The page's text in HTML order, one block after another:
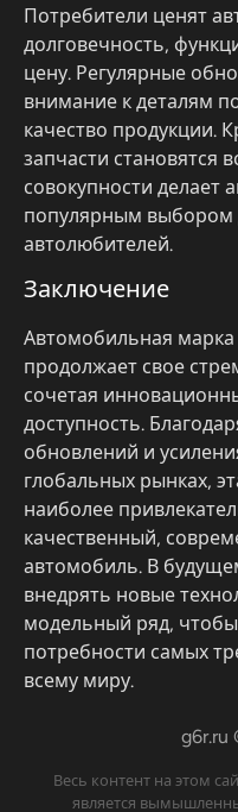
Потребители ценят
долговечность,
цену. Регулярные
внимание к деталям
качество продукции.
запчасти становятся
совокупности делает
популярным выбором
автолюбителей.
Заключение
Автомобильная
продолжает свое
сочетая
доступность.
обновлений и
глобальных рынках,
наиболее
качественный,
автомобиль. В
внедрять новые
модельный ряд, чтобы
потребности самых
всему миру.
g6r.ru
Весь контент на этом
является